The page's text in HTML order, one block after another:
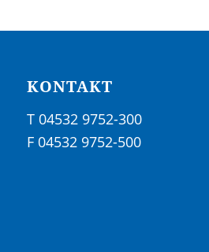
KONTAKT
T 04532 9752-300
F 04532 9752-500